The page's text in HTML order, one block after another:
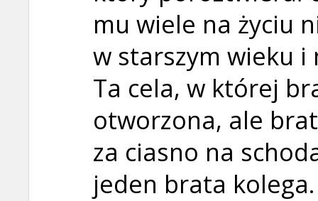
mu wiele na życiu
w starszym wieku i
Ta cela, w której
otworzona, ale
za ciasno na
jeden brata kolega.